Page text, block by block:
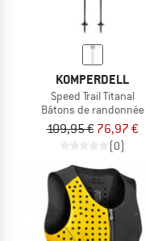
KOMPERDELL
Speed Trail Titanal
Bâtons de randonnée
109,95 € 76,97 €
(0)